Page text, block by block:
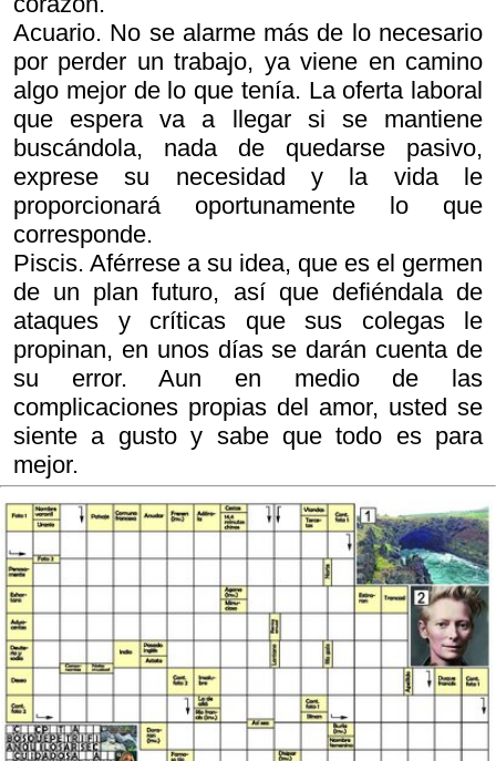
Acuario. No se alarme más de lo necesario
por perder un trabajo, ya viene en camino
algo mejor de lo que tenía. La oferta laboral
que espera va a llegar si se mantiene
buscándola, nada de quedarse pasivo,
exprese su necesidad y la vida le
proporcionará oportunamente lo que
corresponde.
Piscis. Aférrese a su idea, que es el germen
de un plan futuro, así que defiéndala de
ataques y críticas que sus colegas le
propinan, en unos días se darán cuenta de
su error. Aun en medio de las
complicaciones propias del amor, usted se
siente a gusto y sabe que todo es para
mejor.